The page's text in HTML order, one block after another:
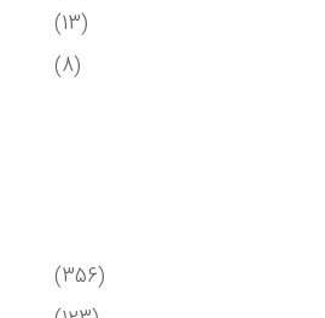
(13)
(8)
(356)